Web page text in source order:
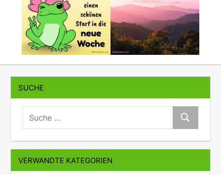
SUCHE
suche:
Suche
VERWANDTE KATEGORIEN